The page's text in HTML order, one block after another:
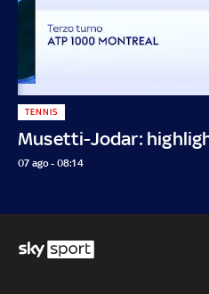
Musetti-Jodar:
TENNIS
07 ago - 08:14